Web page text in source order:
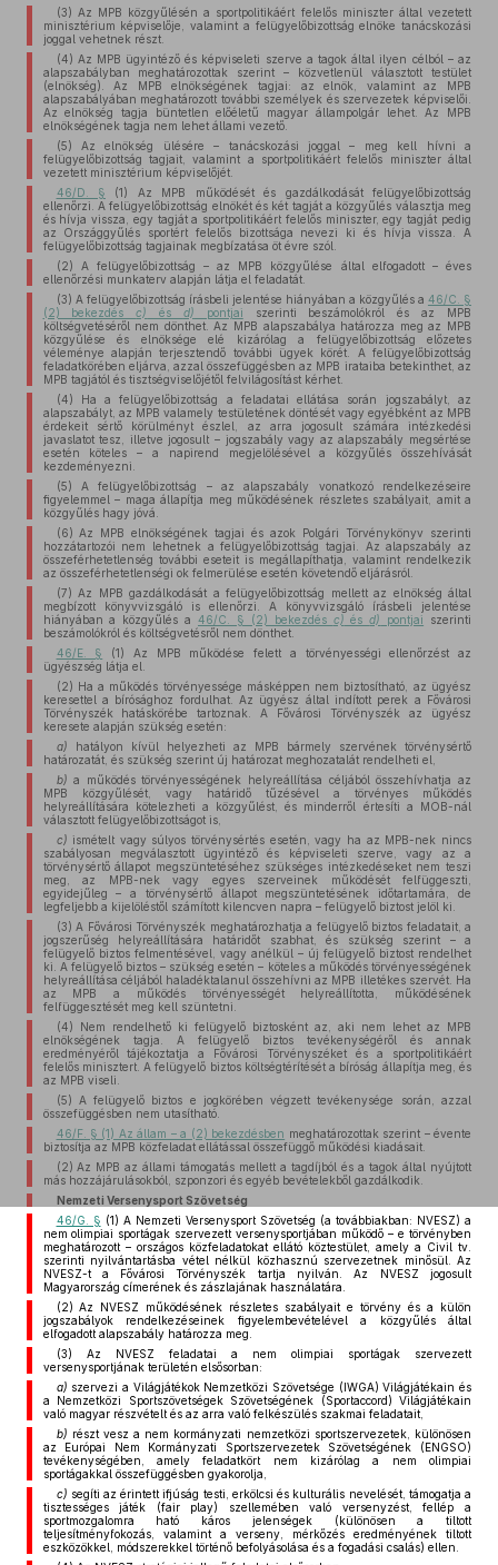
(3) Az MPB közgyűlésén a sportpolitikáért felelős miniszter által vezetett
minisztérium képviselője, valamint a felügyelőbizottság elnöke tanácskozási
joggal vehetnek részt.
(4) Az MPB ügyintéző és képviseleti szerve a tagok által ilyen célból – az
alapszabályban meghatározottak szerint – közvetlenül választott testület
(elnökség). Az MPB elnökségének tagjai: az elnök, valamint az MPB
alapszabályában meghatározott további személyek és szervezetek képviselői.
Az elnökség tagja büntetlen előéletű magyar állampolgár lehet. Az MPB
elnökségének tagja nem lehet állami vezető.
(5) Az elnökség ülésére – tanácskozási joggal – meg kell hívni a
felügyelőbizottság tagjait, valamint a sportpolitikáért felelős miniszter által
vezetett minisztérium képviselőjét.
46/D. § (1) Az MPB működését és gazdálkodását felügyelőbizottság
ellenőrzi. A felügyelőbizottság elnökét és két tagját a közgyűlés választja meg
és hívja vissza, egy tagját a sportpolitikáért felelős miniszter, egy tagját pedig
az Országgyűlés sportért felelős bizottsága nevezi ki és hívja vissza. A
felügyelőbizottság tagjainak megbízatása öt évre szól.
(2) A felügyelőbizottság – az MPB közgyűlése által elfogadott – éves
ellenőrzési munkaterv alapján látja el feladatát.
(3) A felügyelőbizottság írásbeli jelentése hiányában a közgyűlés a 46/C. §
(2) bekezdésc) és d) pontjai szerinti beszámolókról és az MPB
költségvetéséről nem dönthet. Az MPB alapszabálya határozza meg az MPB
közgyűlése és elnöksége elé kizárólag a felügyelőbizottság előzetes
véleménye alapján terjesztendő további ügyek körét. A felügyelőbizottság
feladatkörében eljárva, azzal összefüggésben az MPB irataiba betekinthet, az
MPB tagjától és tisztségviselőjétől felvilágosítást kérhet.
(4) Ha a felügyelőbizottság a feladatai ellátása során jogszabályt, az
alapszabályt, az MPB valamely testületének döntését vagy egyébként az MPB
érdekeit sértő körülményt észlel, az arra jogosult számára intézkedési
javaslatot tesz, illetve jogosult – jogszabály vagy az alapszabály megsértése
esetén köteles – a napirend megjelölésével a közgyűlés összehívását
kezdeményezni.
(5) A felügyelőbizottság – az alapszabály vonatkozó rendelkezéseire
figyelemmel – maga állapítja meg működésének részletes szabályait, amit a
közgyűlés hagy jóvá.
(6) Az MPB elnökségének tagjai és azok Polgári Törvénykönyv szerinti
hozzátartozói nem lehetnek a felügyelőbizottság tagjai. Az alapszabály az
összeférhetetlenség további eseteit is megállapíthatja, valamint rendelkezik
az összeférhetetlenségi ok felmerülése esetén követendő eljárásról.
(7) Az MPB gazdálkodását a felügyelőbizottság mellett az elnökség által
megbízott könyvvizsgáló is ellenőrzi. A könyvvizsgáló írásbeli jelentése
hiányában a közgyűlés a 46/C. § (2) bekezdés c) ésd) pontjai szerinti
beszámolókról és költségvetésről nem dönthet.
46/E. §
(1) Az MPB működése felett a törvényességi ellenőrzést az
ügyészség látja el.
(2) Ha a működés törvényessége másképpen nem biztosítható, az ügyész
keresettel a bírósághoz fordulhat. Az ügyész által indított perek a Fővárosi
Törvényszék hatáskörébe tartoznak. A Fővárosi Törvényszék az ügyész
keresete alapján szükség esetén:
a) hatályon kívül helyezheti az MPB bármely szervének törvénysértő
határozatát, és szükség szerint új határozat meghozatalát rendelheti el,
b) a működés törvényességének helyreállítása céljából összehívhatja az
MPB közgyűlését, vagy határidő tűzésével a törvényes működés
helyreállítására kötelezheti a közgyűlést, és minderről értesíti a MOB-nál
választott felügyelőbizottságot is,
c) ismételt vagy súlyos törvénysértés esetén, vagy ha az MPB-nek nincs
szabályosan megválasztott ügyintéző és képviseleti szerve, vagy az a
törvénysértő állapot megszüntetéséhez szükséges intézkedéseket nem teszi
meg, az MPB-nek vagy egyes szerveinek működését felfüggeszti,
egyidejűleg – a törvénysértő állapot megszüntetésének időtartamára, de
legfeljebb a kijelöléstől számított kilencven napra – felügyelő biztost jelöl ki.
(3) A Fővárosi Törvényszék meghatározhatja a felügyelő biztos feladatait, a
jogszerűség helyreállítására határidőt szabhat, és szükség szerint – a
felügyelő biztos felmentésével, vagy anélkül – új felügyelő biztost rendelhet
ki. A felügyelő biztos – szükség esetén – köteles a működés törvényességének
helyreállítása céljából haladéktalanul összehívni az MPB illetékes szervét. Ha
az MPB a működés törvényességét helyreállította, működésének
felfüggesztését meg kell szüntetni.
(4) Nem rendelhető ki felügyelő biztosként az, aki nem lehet az MPB
elnökségének tagja. A felügyelő biztos tevékenységéről és annak
eredményéről tájékoztatja a Fővárosi Törvényszéket és a sportpolitikáért
felelős minisztert. A felügyelő biztos költségtérítését a bíróság állapítja meg, és
az MPB viseli.
(5) A felügyelő biztos e jogkörében végzett tevékenysége során, azzal
összefüggésben nem utasítható.
46/F. § (1) Az állam – a (2) bekezdésben meghatározottak szerint – évente
biztosítja az MPB közfeladat ellátással összefüggő működési kiadásait.
(2) Az MPB az állami támogatás mellett a tagdíjból és a tagok által nyújtott
más hozzájárulásokból, szponzori és egyéb bevételekből gazdálkodik.
Nemzeti Versenysport Szövetség
46/G. § (1) A Nemzeti Versenysport Szövetség (a továbbiakban: NVESZ) a
nem olimpiai sportágak szervezett versenysportjában működő – e törvényben
meghatározott – országos közfeladatokat ellátó köztestület, amely a Civil tv.
szerinti nyilvántartásba vétel nélkül közhasznú szervezetnek minősül. Az
NVESZ-t a Fővárosi Törvényszék tartja nyilván. Az NVESZ jogosult
Magyarország címerének és zászlajának használatára.
(2) Az NVESZ működésének részletes szabályait e törvény és a külön
jogszabályok rendelkezéseinek figyelembevételével a közgyűlés által
elfogadott alapszabály határozza meg.
(3) Az NVESZ feladatai a nem olimpiai sportágak szervezett
versenysportjának területén elsősorban:
a) szervezi a Világjátékok Nemzetközi Szövetsége (IWGA) Világjátékain és
a Nemzetközi Sportszövetségek Szövetségének (Sportaccord) Világjátékain
való magyar részvételt és az arra való felkészülés szakmai feladatait,
b) részt vesz a nem kormányzati nemzetközi sportszervezetek, különösen
az Európai Nem Kormányzati Sportszervezetek Szövetségének (ENGSO)
tevékenységében, amely feladatkört nem kizárólag a nem olimpiai
sportágakkal összefüggésben gyakorolja,
c) segíti az érintett ifjúság testi, erkölcsi és kulturális nevelését, támogatja a
tisztességes játék (fair play) szellemében való versenyzést, fellép a
sportmozgalomra ható káros jelenségek (különösen a tiltott
teljesítményfokozás, valamint a verseny, mérkőzés eredményének tiltott
eszközökkel, módszerekkel történő befolyásolása és a fogadási csalás) ellen.